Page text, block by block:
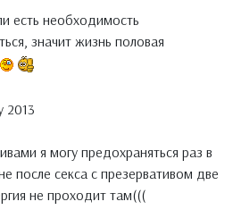
есть необходимость
значит жизнь половая
2013
я могу предохраняться раз в
после секса с презервативом две
не проходит там(((